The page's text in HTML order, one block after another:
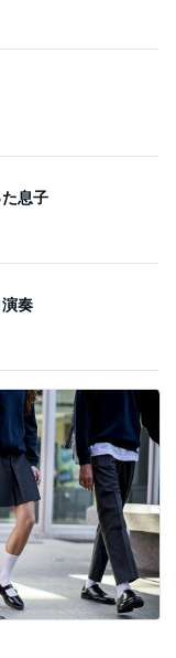
息子
奏